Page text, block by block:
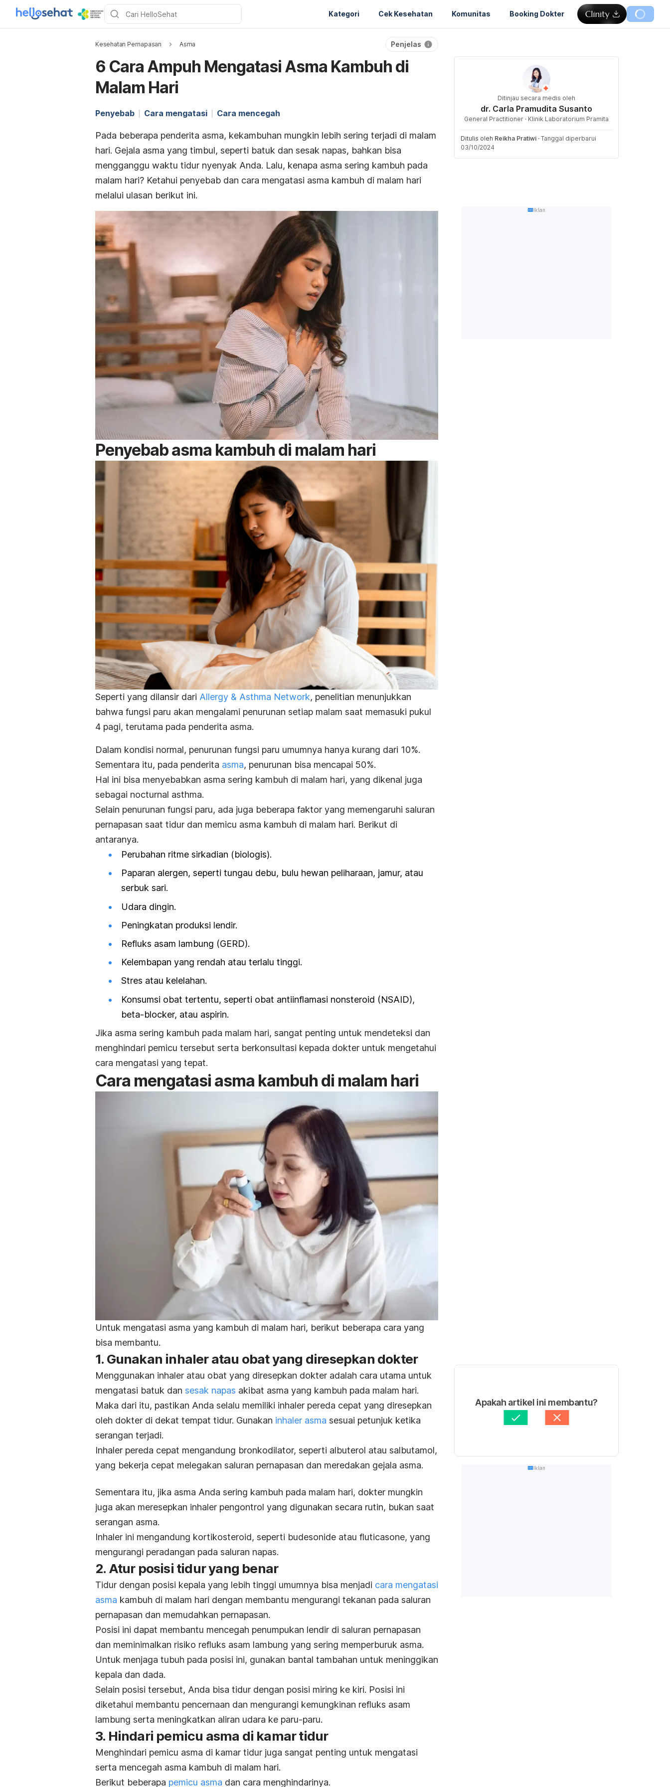
Kategori Cek Kesehatan Komunitas Booking Dokter
Kesehatan Pernapasan Asma Penjelas
6 Cara Ampuh Mengatasi Asma Kambuh di
Malam Hari
Penyebab Cara mengatasi Cara mencegah
Pada beberapa penderita asma, kekambuhan mungkin lebih sering terjadi di malam
hari. Gejala asma yang timbul, seperti batuk dan sesak napas, bahkan bisa
mengganggu waktu tidur nyenyak Anda. Lalu, kenapa asma sering kambuh pada
malam hari? Ketahui penyebab dan cara mengatasi asma kambuh di malam hari
melalui ulasan berikut ini.
Penyebab asma kambuh di malam hari
Seperti yang dilansir dari Allergy & Asthma Network, penelitian menunjukkan
bahwa fungsi paru akan mengalami penurunan setiap malam saat memasuki pukul
4 pagi, terutama pada penderita asma.
Dalam kondisi normal, penurunan fungsi paru umumnya hanya kurang dari 10%.
Sementara itu, pada penderita asma, penurunan bisa mencapai 50%.
Hal ini bisa menyebabkan asma sering kambuh di malam hari, yang dikenal juga
sebagai nocturnal asthma.
Selain penurunan fungsi paru, ada juga beberapa faktor yang memengaruhi saluran
pernapasan saat tidur dan memicu asma kambuh di malam hari. Berikut di
antaranya.
Perubahan ritme sirkadian (biologis).
Paparan alergen, seperti tungau debu, bulu hewan peliharaan, jamur, atau
serbuk sari.
Udara dingin.
Peningkatan produksi lendir.
Refluks asam lambung (GERD).
Kelembapan yang rendah atau terlalu tinggi.
Stres atau kelelahan.
Konsumsi obat tertentu, seperti obat antiinflamasi nonsteroid (NSAID),
beta-blocker, atau aspirin.
Jika asma sering kambuh pada malam hari, sangat penting untuk mendeteksi dan
menghindari pemicu tersebut serta berkonsultasi kepada dokter untuk mengetahui
cara mengatasi yang tepat.
Cara mengatasi asma kambuh di malam hari
Untuk mengatasi asma yang kambuh di malam hari, berikut beberapa cara yang
bisa membantu.
1. Gunakan inhaler atau obat yang diresepkan dokter
Menggunakan inhaler atau obat yang diresepkan dokter adalah cara utama untuk
mengatasi batuk dan sesak napas akibat asma yang kambuh pada malam hari.
Maka dari itu, pastikan Anda selalu memiliki inhaler pereda cepat yang diresepkan
oleh dokter di dekat tempat tidur. Gunakan inhaler asma sesuai petunjuk ketika
serangan terjadi.
Inhaler pereda cepat mengandung bronkodilator, seperti albuterol atau salbutamol,
yang bekerja cepat melegakan saluran pernapasan dan meredakan gejala asma.
Sementara itu, jika asma Anda sering kambuh pada malam hari, dokter mungkin
juga akan meresepkan inhaler pengontrol yang digunakan secara rutin, bukan saat
serangan asma.
Inhaler ini mengandung kortikosteroid, seperti budesonide atau fluticasone, yang
mengurangi peradangan pada saluran napas.
2. Atur posisi tidur yang benar
Tidur dengan posisi kepala yang lebih tinggi umumnya bisa menjadi cara mengatasi
asma kambuh di malam hari dengan membantu mengurangi tekanan pada saluran
pernapasan dan memudahkan pernapasan.
Posisi ini dapat membantu mencegah penumpukan lendir di saluran pernapasan
dan meminimalkan risiko refluks asam lambung yang sering memperburuk asma.
Untuk menjaga tubuh pada posisi ini, gunakan bantal tambahan untuk meninggikan
kepala dan dada.
Selain posisi tersebut, Anda bisa tidur dengan posisi miring ke kiri. Posisi ini
diketahui membantu pencernaan dan mengurangi kemungkinan refluks asam
lambung serta meningkatkan aliran udara ke paru-paru.
3. Hindari pemicu asma di kamar tidur
Menghindari pemicu asma di kamar tidur juga sangat penting untuk mengatasi
serta mencegah asma kambuh di malam hari.
Berikut beberapa pemicu asma dan cara menghindarinya.
Ditinjau secara medis oleh
dr. Carla Pramudita Susanto
General Practitioner · Klinik Laboratorium Pramita
Ditulis oleh Reikha Pratiwi · Tanggal diperbarui
03/10/2024
Iklan
Apakah artikel ini membantu?
Iklan